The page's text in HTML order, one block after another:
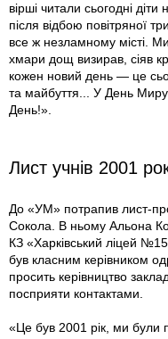
вірші читали сьогодні
після відбою повітряної
все ж незламному місті.
хмари дощ визирав, сіяв
кожен новий день — це
та майбуття... У День
День!».
Лист учнів 2001
До «УМ» потрапив лист-
Сокола. В ньому Альона
КЗ «Харківський ліцей
був класним керівником
просить керівництво
посприяти контактами.
«Це був 2001 рік, ми були